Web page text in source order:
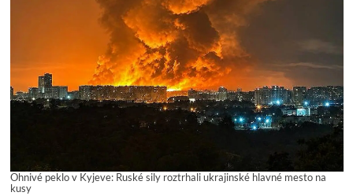
Ohnivé peklo v Kyjeve: Ruské sily roztrhali ukrajinské hlavné mesto na
kusy